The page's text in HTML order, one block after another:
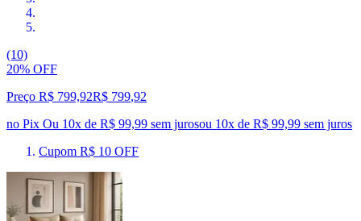
(10)
20% OFF
Preço R$ 799,92R$ 799,92
no Pix Ou 10x de R$ 99,99 sem jurosou 10x de R$ 99,99 sem juros
Cupom R$ 10 OFF